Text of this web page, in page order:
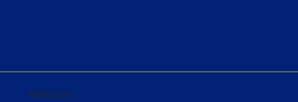
Pdflist.com